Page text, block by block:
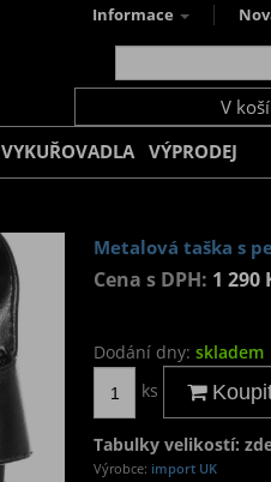
Informace
V
VYKUŘOVADLA VÝPRODEJ
Metalová taška s
Cena s DPH: 1 290
Dodání dny: skladem
ks
Tabulky velikostí:
Výrobce: import UK